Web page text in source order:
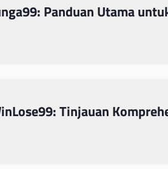
Panduan Utama
Tinjauan